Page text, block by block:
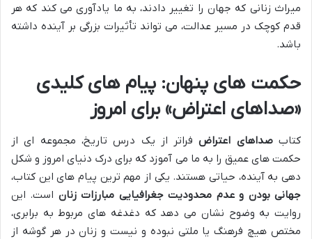
میراث زنانی که جهان را تغییر دادند، به ما یادآوری می کند که هر
قدم کوچک در مسیر عدالت، می تواند تأثیرات بزرگی بر آینده داشته
باشد.
حکمت های پنهان: پیام های کلیدی
«صداهای اعتراض» برای امروز
کتابصداهای اعتراضفراتر از یک درس تاریخ، مجموعه ای از
حکمت های عمیق را به ما می آموزد که برای درک دنیای امروز و شکل
دهی به آینده، حیاتی هستند. یکی از مهم ترین پیام های این کتاب،
جهانی بودن و عدم محدودیت جغرافیایی مبارزات زنان است. این
روایت به وضوح نشان می دهد که دغدغه های مربوط به برابری،
مختص هیچ فرهنگ یا ملتی نبوده و نیست و زنان در هر گوشه از